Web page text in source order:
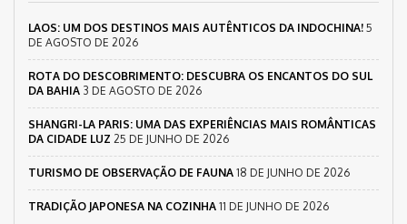
LAOS: UM DOS DESTINOS MAIS AUTÊNTICOS DA INDOCHINA! 5
DE AGOSTO DE 2026
ROTA DO DESCOBRIMENTO: DESCUBRA OS ENCANTOS DO SUL
DA BAHIA 3 DE AGOSTO DE 2026
SHANGRI-LA PARIS: UMA DAS EXPERIÊNCIAS MAIS ROMÂNTICAS
DA CIDADE LUZ 25 DE JUNHO DE 2026
TURISMO DE OBSERVAÇÃO DE FAUNA 18 DE JUNHO DE 2026
TRADIÇÃO JAPONESA NA COZINHA 11 DE JUNHO DE 2026